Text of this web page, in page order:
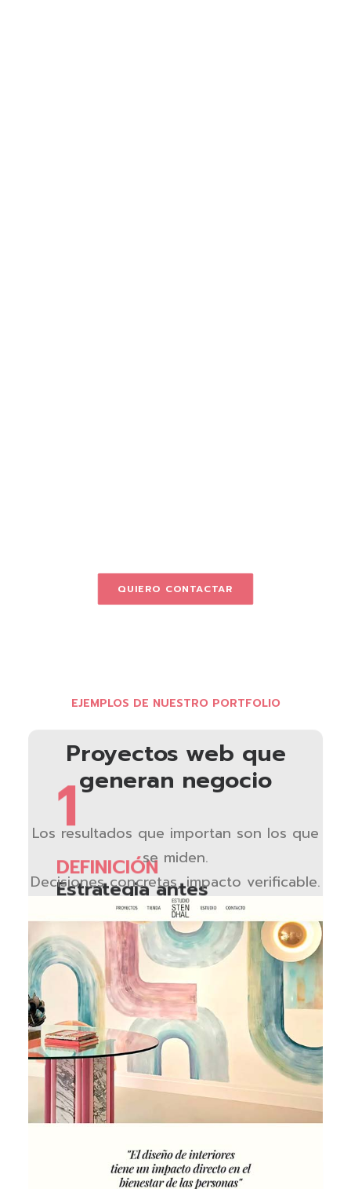
1
DEFINICIÓN
Estrategia antes
que diseño
Antes de diseñar,
entendemos tu negocio.
¿Cuál es tu objetivo?
¿Quién es tu cliente?
¿Cómo vende tu competencia?
¿Qué presupuesto tienes?
QUIERO CONTACTAR
EJEMPLOS DE NUESTRO PORTFOLIO
Proyectos web que
generan negocio
Los resultados que importan son los que
se miden.
Decisiones concretas, impacto verificable.